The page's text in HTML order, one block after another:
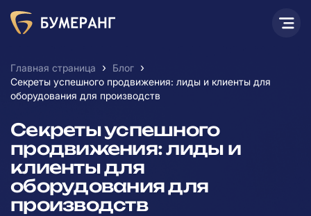
Главная страница › Блог ›
Секреты успешного продвижения: лиды и клиенты для
оборудования для производств
Секреты успешного
продвижения: лиды и
клиенты для
оборудования для
производств